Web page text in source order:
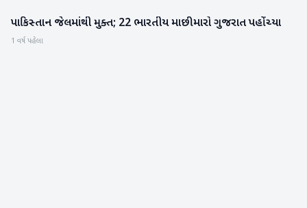
ગુજરાત
પાકિસ્તાન જેલમાંથી મુક્ત; 22 ભારતીય માછીમારો ગુજરાત પહોંચ્યા
1 વર્ષ પહેલા